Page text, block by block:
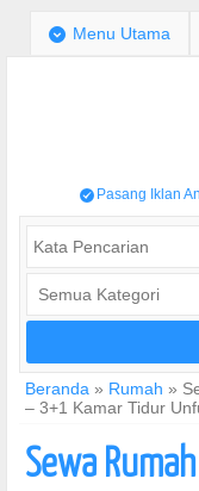
; Menu Utama
/ Pasang Iklan
Beranda » Rumah »
– 3+1 Kamar Tidur
Sewa